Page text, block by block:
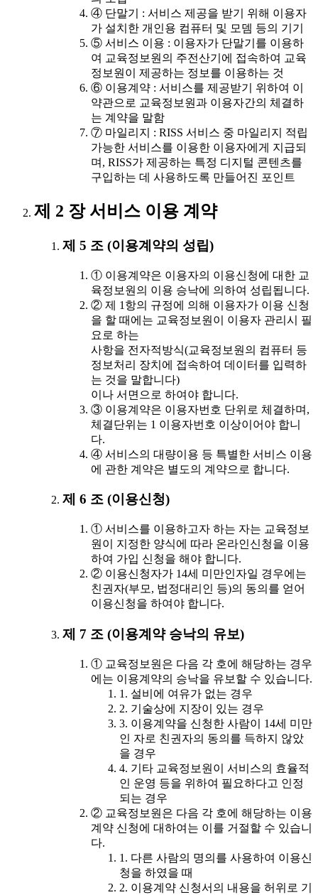
④ 단말기 : 서비스 제공을 받기 위해 이용자
가 설치한 개인용 컴퓨터 및 모뎀 등의 기기
⑤ 서비스 이용 : 이용자가 단말기를 이용하
여 교육정보원의 주전산기에 접속하여 교육
정보원이 제공하는 정보를 이용하는 것
⑥ 이용계약 : 서비스를 제공받기 위하여 이
약관으로 교육정보원과 이용자간의 체결하
는 계약을 말함
⑦ 마일리지 : RISS 서비스 중 마일리지 적립
가능한 서비스를 이용한 이용자에게 지급되
며, RISS가 제공하는 특정 디지털 콘텐츠를
구입하는 데 사용하도록 만들어진 포인트
제 2 장 서비스 이용 계약
제 5 조 (이용계약의 성립)
① 이용계약은 이용자의 이용신청에 대한 교
육정보원의 이용 승낙에 의하여 성립됩니다.
② 제 1항의 규정에 의해 이용자가 이용 신청
을 할 때에는 교육정보원이 이용자 관리시 필
요로 하는
사항을 전자적방식(교육정보원의 컴퓨터 등
정보처리 장치에 접속하여 데이터를 입력하
는 것을 말합니다)
이나 서면으로 하여야 합니다.
③ 이용계약은 이용자번호 단위로 체결하며,
체결단위는 1 이용자번호 이상이어야 합니
다.
④ 서비스의 대량이용 등 특별한 서비스 이용
에 관한 계약은 별도의 계약으로 합니다.
제 6 조 (이용신청)
① 서비스를 이용하고자 하는 자는 교육정보
원이 지정한 양식에 따라 온라인신청을 이용
하여 가입 신청을 해야 합니다.
② 이용신청자가 14세 미만인자일 경우에는
친권자(부모, 법정대리인 등)의 동의를 얻어
이용신청을 하여야 합니다.
제 7 조 (이용계약 승낙의 유보)
① 교육정보원은 다음 각 호에 해당하는 경우
에는 이용계약의 승낙을 유보할 수 있습니다.
1. 설비에 여유가 없는 경우
2. 기술상에 지장이 있는 경우
3. 이용계약을 신청한 사람이 14세 미만
인 자로 친권자의 동의를 득하지 않았
을 경우
4. 기타 교육정보원이 서비스의 효율적
인 운영 등을 위하여 필요하다고 인정
되는 경우
② 교육정보원은 다음 각 호에 해당하는 이용
계약 신청에 대하여는 이를 거절할 수 있습니
다.
1. 다른 사람의 명의를 사용하여 이용신
청을 하였을 때
2. 이용계약 신청서의 내용을 허위로 기